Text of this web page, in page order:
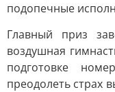
подопечные
Главный приз
воздушная
подготовке
преодолеть страх